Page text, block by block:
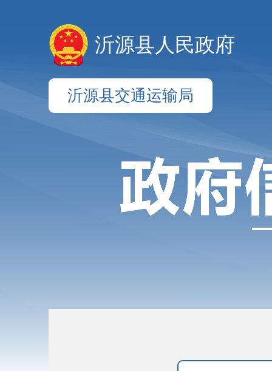
沂源县人民政府
沂源县交通运输局